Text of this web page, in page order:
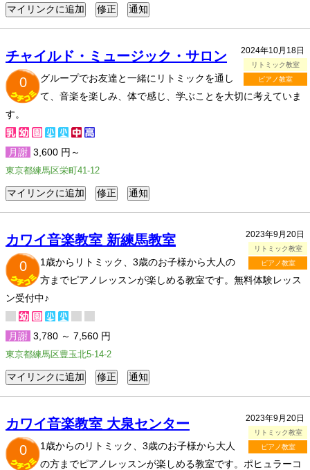
2024年10月18日
リトミック教室
ピアノ教室
チャイルド・ミュージック・サロン
0
グループでお友達と一緒にリトミックを通し
て、音楽を楽しみ、体で感じ、学ぶことを大切に考えていま
す。
月謝 3,600 円～
東京都練馬区栄町41-12
2023年9月20日
リトミック教室
ピアノ教室
カワイ音楽教室 新練馬教室
0
1歳からリトミック、3歳のお子様から大人の
方までピアノレッスンが楽しめる教室です。無料体験レッス
ン受付中♪
月謝 3,780 ～ 7,560 円
東京都練馬区豊玉北5-14-2
2023年9月20日
リトミック教室
ピアノ教室
カワイ音楽教室 大泉センター
0
1歳からのリトミック、3歳のお子様から大人
の方までピアノレッスンが楽しめる教室です。ポヒュラーコ